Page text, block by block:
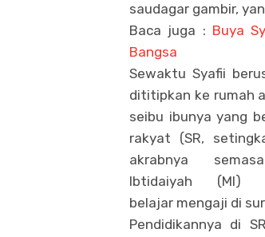
saudagar gambir,
Baca juga : Buya
Bangsa
Sewaktu Syafii
dititipkan ke rumah
seibu ibunya yang
rakyat (SR,
akrabnya
Ibtidaiyah (MI)
belajar mengaji di
Pendidikannya di